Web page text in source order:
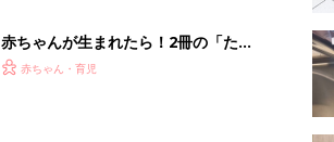
赤ちゃんが生まれたら！2冊の「たま
ひよ」
赤ちゃん・育児